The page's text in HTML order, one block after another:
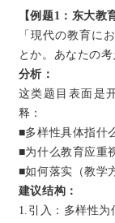
【例题1：东大教
「現代の教育に
とか。あなたの考
分析：
这类题目表面是
释：
■多样性具体指什
■为什么教育应重
■如何落实（教学
建议结构：
1.引入：多样性为